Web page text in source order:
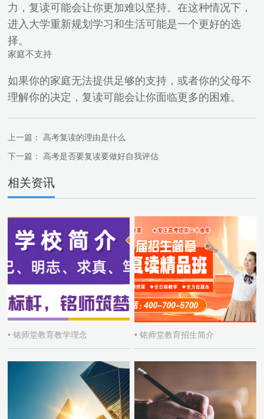
力，复读可能会让你更加难以坚持。在这种情况下，
进入大学重新规划学习和生活可能是一个更好的选
择。
家庭不支持
如果你的家庭无法提供足够的支持，或者你的父母不
理解你的决定，复读可能会让你面临更多的困难。
上一篇：
高考复读的理由是什么
下一篇：
高考是否要复读要做好自我评估
相关资讯
• 铭师堂教育教学理念 • 铭师堂教育招生简介